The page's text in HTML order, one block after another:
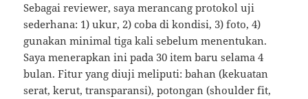
Sebagai reviewer, saya merancang protokol uji
sederhana: 1) ukur, 2) coba di kondisi, 3) foto, 4)
gunakan minimal tiga kali sebelum menentukan.
Saya menerapkan ini pada 30 item baru selama 4
bulan. Fitur yang diuji meliputi: bahan (kekuatan
serat, kerut, transparansi), potongan (shoulder fit,